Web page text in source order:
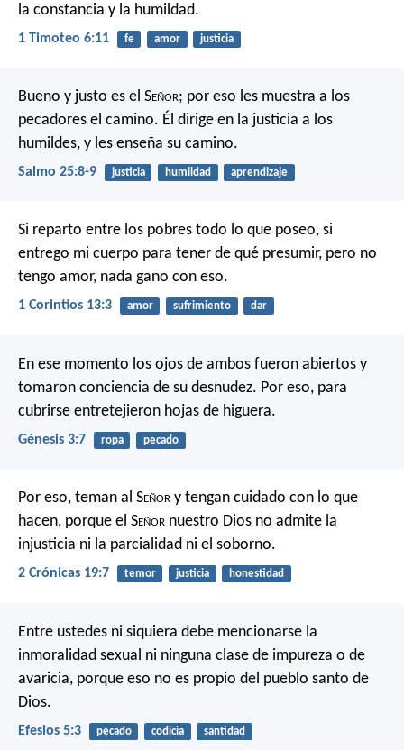
la constancia y la humildad.
1 Timoteo 6:11 fe amor justicia
Bueno y justo es el Señor; por eso les muestra a los
pecadores el camino. Él dirige en la justicia a los
humildes, y les enseña su camino.
Salmo 25:8-9 justicia humildad aprendizaje
Si reparto entre los pobres todo lo que poseo, si
entrego mi cuerpo para tener de qué presumir, pero no
tengo amor, nada gano con eso.
1 Corintios 13:3 amor sufrimiento dar
En ese momento los ojos de ambos fueron abiertos y
tomaron conciencia de su desnudez. Por eso, para
cubrirse entretejieron hojas de higuera.
Génesis 3:7 ropa pecado
Por eso, teman al Señor y tengan cuidado con lo que
hacen, porque el Señor nuestro Dios no admite la
injusticia ni la parcialidad ni el soborno.
2 Crónicas 19:7 temor justicia honestidad
Entre ustedes ni siquiera debe mencionarse la
inmoralidad sexual ni ninguna clase de impureza o de
avaricia, porque eso no es propio del pueblo santo de
Dios.
Efesios 5:3 pecado codicia santidad